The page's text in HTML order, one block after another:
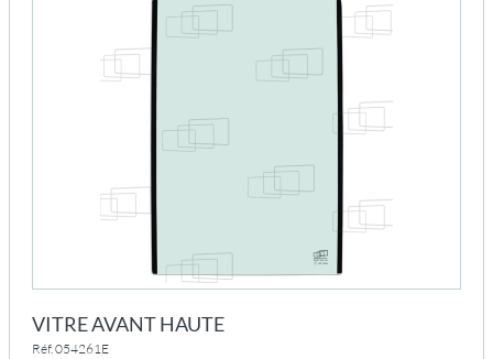
VITRE AVANT HAUTE
Réf. 054261E